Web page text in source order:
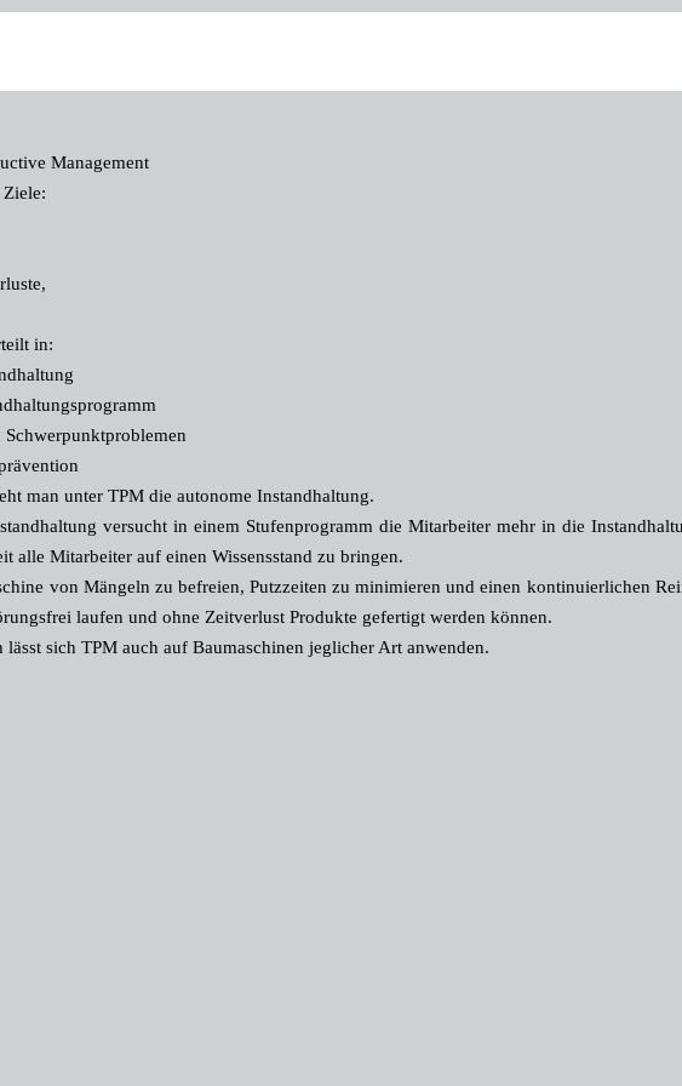
Management
in:
man unter TPM die autonome Instandhaltung.
versucht in einem Stufenprogramm die Mitarbeiter mehr in die
alle Mitarbeiter auf einen Wissensstand zu bringen.
von Mängeln zu befreien, Putzzeiten zu minimieren und einen kontinuierlichen
laufen und ohne Zeitverlust Produkte gefertigt werden können.
lässt sich TPM auch auf Baumaschinen jeglicher Art anwenden.